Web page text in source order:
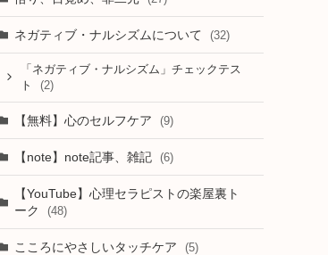
ネガティブ・ナルシズムについて (32)
「ネガティブ・ナルシズム」チェックテス
ト
(2)
【無料】心のセルフケア (9)
【note】note記事、雑記 (6)
【YouTube】心理セラピストの楽屋裏ト
ーク
(48)
こころにやさしいタッチケア (5)